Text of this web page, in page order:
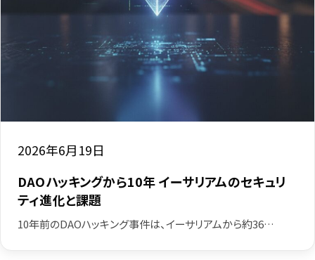
2026年6月19日
DAOハッキングから10年 イーサリアムのセキュリ
ティ進化と課題
10年前のDAOハッキング事件は、イーサリアムから約36…